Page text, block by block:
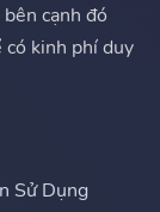
cạnh đó
kinh phí duy
Sử Dụng